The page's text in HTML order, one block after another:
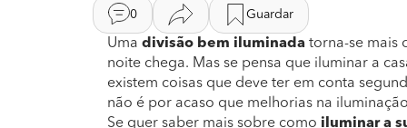
Isolamento térmico
Toldos
Instalação de gás
Remodelação de
Remodelação de
Remodelação de
Preço Toldos
Preço Climatização e ar condicionado
Preço Instalação de gás
Preço
Preço
Decoração de interiores
Jardinagem
Pintura
Decoração de
Remodelação casa
Remodelação de
0 Guardar
Uma divisão bem iluminada torna-se mais
noite chega. Mas se pensa que iluminar a
existem coisas que deve ter em conta
não é por acaso que melhorias na
Se quer saber mais sobre como iluminar a